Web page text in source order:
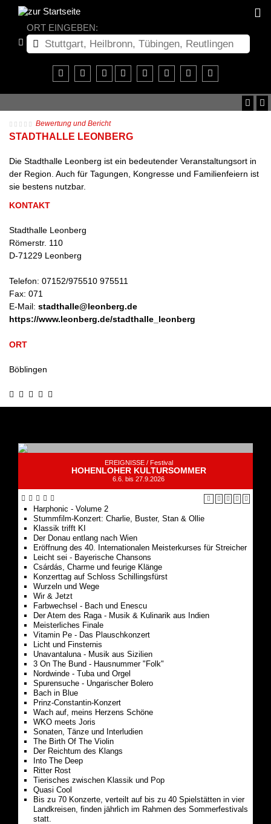
ORT EINGEBEN:
Bewertung und Bericht
STADTHALLE LEONBERG
Die Stadthalle Leonberg ist ein bedeutender Veranstaltungsort in
der Region. Auch für Tagungen, Kongresse und Familienfeiern ist
sie bestens nutzbar.
KONTAKT
Stadthalle Leonberg
Römerstr. 110
D-71229 Leonberg
Telefon: 07152/975510 975511
Fax: 071
E-Mail: stadthalle@leonberg.de
https://www.leonberg.de/stadthalle_leonberg
ORT
Böblingen
EREIGNISSE / Festival
HOHENLOHER KULTURSOMMER
6.6. bis 27.9.2026
Harphonic - Volume 2
Stummfilm-Konzert: Charlie, Buster, Stan & Ollie
Klassik trifft KI
Der Donau entlang nach Wien
Eröffnung des 40. Internationalen Meisterkurses für Streicher
Leicht sei - Bayerische Chansons
Csárdás, Charme und feurige Klänge
Konzerttag auf Schloss Schillingsfürst
Wurzeln und Wege
Wir & Jetzt
Farbwechsel - Bach und Enescu
Der Atem des Raga - Musik & Kulinarik aus Indien
Meisterliches Finale
Vitamin Pe - Das Plauschkonzert
Licht und Finsternis
Unavantaluna - Musik aus Sizilien
3 On The Bund - Hausnummer "Folk"
Nordwinde - Tuba und Orgel
Spurensuche - Ungarischer Bolero
Bach in Blue
Prinz-Constantin-Konzert
Wach auf, meins Herzens Schöne
WKO meets Joris
Sonaten, Tänze und Interludien
The Birth Of The Violin
Der Reichtum des Klangs
Into The Deep
Ritter Rost
Tierisches zwischen Klassik und Pop
Quasi Cool
Bis zu 70 Konzerte, verteilt auf bis zu 40 Spielstätten in vier
Landkreisen, finden jährlich im Rahmen des Sommerfestivals
statt.